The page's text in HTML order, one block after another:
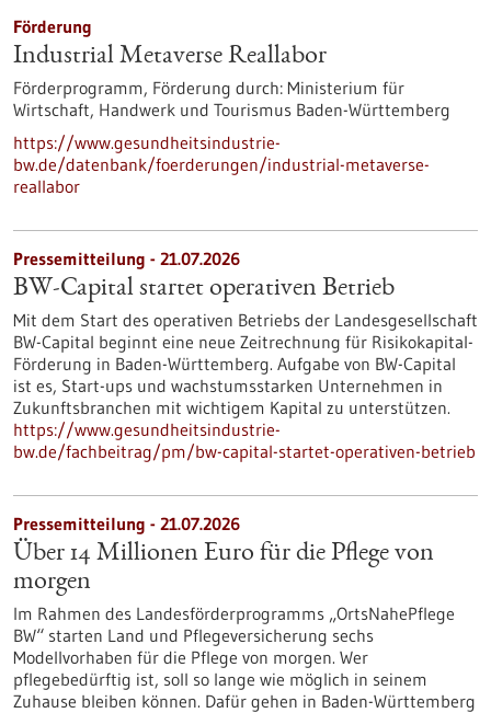
Förderung
Industrial Metaverse Reallabor
Förderprogramm, Förderung durch: Ministerium für
Wirtschaft, Handwerk und Tourismus Baden-Württemberg
https://www.gesundheitsindustrie-
bw.de/datenbank/foerderungen/industrial-metaverse-
reallabor
Pressemitteilung - 21.07.2026
BW-Capital startet operativen Betrieb
Mit dem Start des operativen Betriebs der Landesgesellschaft
BW-Capital beginnt eine neue Zeitrechnung für Risikokapital-
Förderung in Baden-Württemberg. Aufgabe von BW-Capital
ist es, Start-ups und wachstumsstarken Unternehmen in
Zukunftsbranchen mit wichtigem Kapital zu unterstützen.
https://www.gesundheitsindustrie-
bw.de/fachbeitrag/pm/bw-capital-startet-operativen-betrieb
Pressemitteilung - 21.07.2026
Über 14 Millionen Euro für die Pflege von
morgen
Im Rahmen des Landesförderprogramms „OrtsNahePflege
BW“ starten Land und Pflegeversicherung sechs
Modellvorhaben für die Pflege von morgen. Wer
pflegebedürftig ist, soll so lange wie möglich in seinem
Zuhause bleiben können. Dafür gehen in Baden-Württemberg